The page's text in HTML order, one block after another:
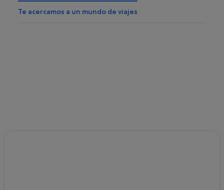
Te acercamos a un mundo de viajes